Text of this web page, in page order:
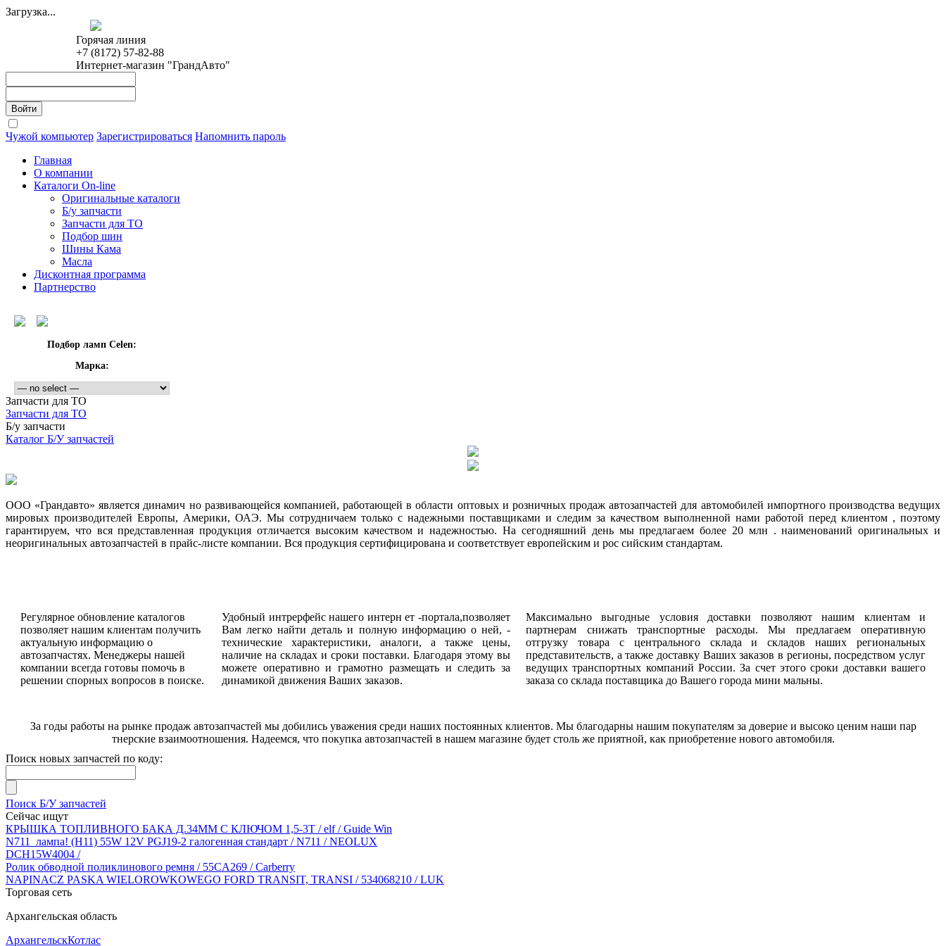
Загрузка...
Горячая линия
+7 (8172) 57-82-88
Интернет-магазин "ГрандАвто"
Чужой компьютер Зарегистрироваться Напомнить пароль
Главная
О компании
Каталоги On-line
Оригинальные каталоги
Б/у запчасти
Запчасти для ТО
Подбор шин
Шины Кама
Масла
Дисконтная программа
Партнерство
Подбор ламп Celen:
Марка:
Запчасти для ТО
Запчасти для ТО
Б/у запчасти
Каталог Б/У запчастей
ООО «Грандавто» является динамич но развивающейся компанией, работающей в области оптовых и розничных продаж автозапчастей для автомобилей импортного производства ведущих
мировых производителей Европы, Америки, ОАЭ. Мы сотрудничаем только с надежными поставщиками и следим за качеством выполненной нами работой перед клиентом , поэтому
гарантируем, что вся представленная продукция отличается высоким качеством и надежностью. На сегодняшний день мы предлагаем более 20 млн . наименований оригинальных и
неоригинальных автозапчастей в прайс-листе компании. Вся продукция сертифицирована и соответствует европейским и рос сийским стандартам.
Регулярное обновление каталогов
позволяет нашим клиентам получить
актуальную информацию о
автозапчастях. Менеджеры нашей
компании всегда готовы помочь в
решении спорных вопросов в поиске.
Удобный интрерфейс нашего интерн ет -портала,позволяет
Вам легко найти деталь и полную информацию о ней, -
технические характеристики, аналоги, а также цены,
наличие на складах и сроки поставки. Благодаря этому вы
можете оперативно и грамотно размещать и следить за
динамикой движения Ваших заказов.
Максимально выгодные условия доставки позволяют нашим клиентам и
партнерам снижать транспортные расходы. Мы предлагаем оперативную
отгрузку товара с центрального склада и складов наших региональных
представительств, а также доставку Ваших заказов в регионы, посредством услуг
ведущих транспортных компаний России. За счет этого сроки доставки вашего
заказа со склада поставщика до Вашего города мини мальны.
За годы работы на рынке продаж автозапчастей мы добились уважения среди наших постоянных клиентов. Мы благодарны нашим покупателям за доверие и высоко ценим наши пар
тнерские взаимоотношения. Надеемся, что покупка автозапчастей в нашем магазине будет столь же приятной, как приобретение нового автомобиля.
Поиск новых запчастей по коду:
Поиск Б/У запчастей
Сейчас ищут
КРЫШКА ТОПЛИВНОГО БАКА Д.34ММ С КЛЮЧОМ 1,5-3T / elf / Guide Win
N711_лампа! (H11) 55W 12V PGJ19-2 галогенная стандарт / N711 / NEOLUX
DCH15W4004 /
Ролик обводной поликлинового ремня / 55CA269 / Carberry
NAPINACZ PASKA WIELOROWKOWEGO FORD TRANSIT, TRANSI / 534068210 / LUK
Торговая сеть
Архангельская область
АрхангельскКотлас